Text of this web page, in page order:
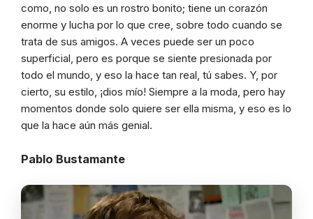
como, no solo es un rostro bonito; tiene un corazón
enorme y lucha por lo que cree, sobre todo cuando se
trata de sus amigos. A veces puede ser un poco
superficial, pero es porque se siente presionada por
todo el mundo, y eso la hace tan real, tú sabes. Y, por
cierto, su estilo, ¡dios mío! Siempre a la moda, pero hay
momentos donde solo quiere ser ella misma, y eso es lo
que la hace aún más genial.
Pablo Bustamante